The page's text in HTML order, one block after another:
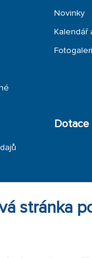
Novinky
Kalendář
Dotace
stránka